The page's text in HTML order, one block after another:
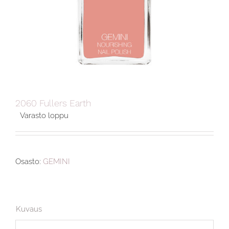
2060 Fullers Earth
Varasto loppu
Osasto: GEMINI
Kuvaus